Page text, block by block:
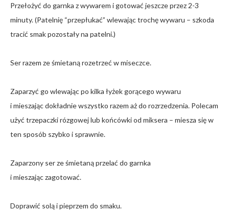
Przełożyć do garnka z wywarem i gotować jeszcze przez 2-3
minuty. (Patelnię “przepłukać” wlewając trochę wywaru – szkoda
tracić smak pozostały na patelni.)
Ser razem ze śmietaną rozetrzeć w miseczce.
Zaparzyć go wlewając po kilka łyżek gorącego wywaru
i mieszając dokładnie wszystko razem aż do rozrzedzenia. Polecam
użyć trzepaczki rózgowej lub końcówki od miksera – miesza się w
ten sposób szybko i sprawnie.
Zaparzony ser ze śmietaną przelać do garnka
i mieszając zagotować.
Doprawić solą i pieprzem do smaku.